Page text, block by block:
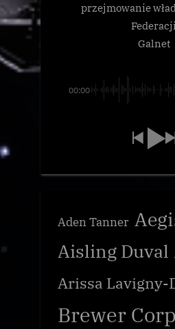
przejmowanie
Galnet
00:00
Aden Tanner
Aisling Duval
Arissa Lavigny-
Brewer